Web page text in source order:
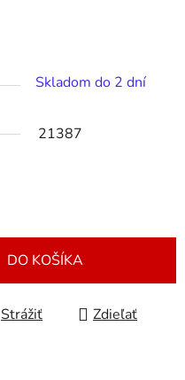
Skladom do 2 dní
21387
DO KOŠÍKA
Strážiť Zdieľať